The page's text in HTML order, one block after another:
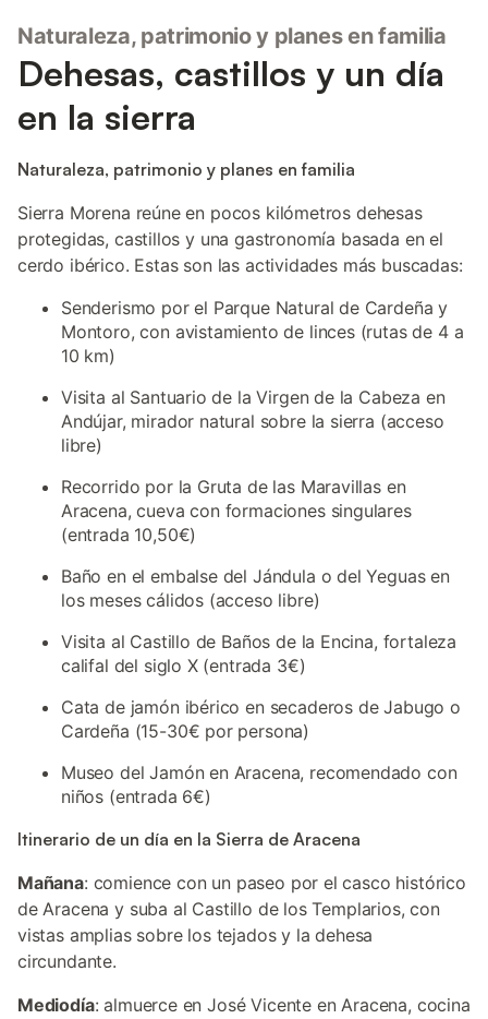
Naturaleza, patrimonio y planes en familia
Dehesas, castillos y un día
en la sierra
Naturaleza, patrimonio y planes en familia
Sierra Morena reúne en pocos kilómetros dehesas
protegidas, castillos y una gastronomía basada en el
cerdo ibérico. Estas son las actividades más buscadas:
Senderismo por el Parque Natural de Cardeña y
Montoro, con avistamiento de linces (rutas de 4 a
10 km)
Visita al Santuario de la Virgen de la Cabeza en
Andújar, mirador natural sobre la sierra (acceso
libre)
Recorrido por la Gruta de las Maravillas en
Aracena, cueva con formaciones singulares
(entrada 10,50€)
Baño en el embalse del Jándula o del Yeguas en
los meses cálidos (acceso libre)
Visita al Castillo de Baños de la Encina, fortaleza
califal del siglo X (entrada 3€)
Cata de jamón ibérico en secaderos de Jabugo o
Cardeña (15-30€ por persona)
Museo del Jamón en Aracena, recomendado con
niños (entrada 6€)
Itinerario de un día en la Sierra de Aracena
Mañana: comience con un paseo por el casco histórico
de Aracena y suba al Castillo de los Templarios, con
vistas amplias sobre los tejados y la dehesa
circundante.
Mediodía: almuerce en José Vicente en Aracena, cocina